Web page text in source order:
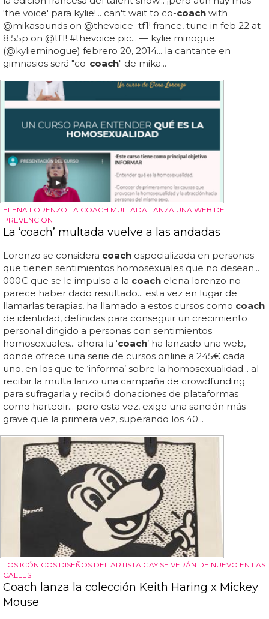
'the voice' para kylie!... can't wait to co-coach with
@mikasounds on @thevoice_tf1! france, tune in feb 22 at
8:55p on @tf1! #thevoice pic... — kylie minogue
(@kylieminogue) febrero 20, 2014... la cantante en
gimnasios será "co-coach" de mika...
ELENA LORENZO LA COACH MULTADA LANZA UNA WEB DE
PREVENCIÓN
La ‘coach’ multada vuelve a las andadas
Lorenzo se considera coach especializada en personas
que tienen sentimientos homosexuales que no desean...
000€ que se le impulso a la coach elena lorenzo no
parece haber dado resultado... esta vez en lugar de
llamarlas terapias, ha llamado a estos cursos como coach
de identidad, definidas para conseguir un crecimiento
personal dirigido a personas con sentimientos
homosexuales... ahora la ‘coach’ ha lanzado una web,
donde ofrece una serie de cursos online a 245€ cada
uno, en los que te ‘informa’ sobre la homosexualidad... al
recibir la multa lanzo una campaña de crowdfunding
para sufragarla y recibió donaciones de plataformas
como harteoir... pero esta vez, exige una sanción más
grave que la primera vez, superando los 40...
LOS ICÓNICOS DISEÑOS DEL ARTISTA GAY SE VERÁN DE NUEVO EN LAS
CALLES
Coach lanza la colección Keith Haring x Mickey
Mouse